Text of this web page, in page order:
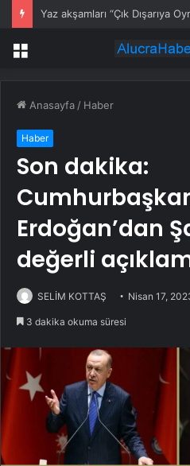
Yaz akşamları “Çık Dışarıya
Menü
Anasayfa / Haber
Haber
Son dakika:
Erdoğan’dan
değerli
SELİM KOTTAŞ Nisan 17,
3 dakika okuma süresi